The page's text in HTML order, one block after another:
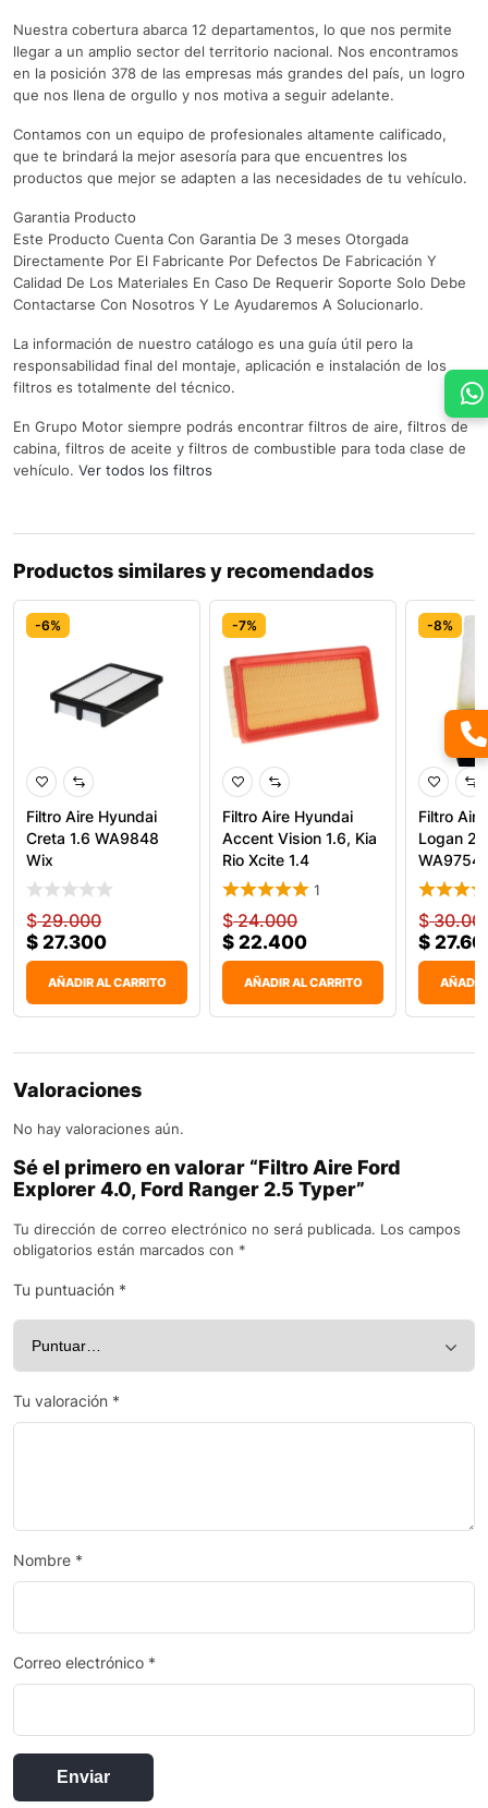
Nuestra cobertura abarca 12 departamentos, lo que nos permite
llegar a un amplio sector del territorio nacional. Nos encontramos
en la posición 378 de las empresas más grandes del país, un logro
que nos llena de orgullo y nos motiva a seguir adelante.
Contamos con un equipo de profesionales altamente calificado,
que te brindará la mejor asesoría para que encuentres los
productos que mejor se adapten a las necesidades de tu vehículo.
Garantia Producto
Este Producto Cuenta Con Garantia De 3 meses Otorgada
Directamente Por El Fabricante Por Defectos De Fabricación Y
Calidad De Los Materiales En Caso De Requerir Soporte Solo Debe
Contactarse Con Nosotros Y Le Ayudaremos A Solucionarlo.
La información de nuestro catálogo es una guía útil pero la
responsabilidad final del montaje, aplicación e instalación de los
filtros es totalmente del técnico.
En Grupo Motor siempre podrás encontrar filtros de aire, filtros de
cabina, filtros de aceite y filtros de combustible para toda clase de
vehículo. Ver todos los filtros
Productos similares y recomendados
-6%
Filtro Aire Hyundai
Creta 1.6 WA9848
Wix
$29.000
$ 27.300
AÑADIR AL CARRITO
-7%
Filtro Aire Hyundai
Accent Vision 1.6, Kia
Rio Xcite 1.4
1
$24.000
$ 22.400
AÑADIR AL CARRITO
-8%
Filtro
Logan
WA9754
$
$
AÑADIR
Valoraciones
No hay valoraciones aún.
Sé el primero en valorar “Filtro Aire Ford
Explorer 4.0, Ford Ranger 2.5 Typer”
Tu dirección de correo electrónico no será publicada. Los campos
obligatorios están marcados con *
Tu puntuación *
Tu valoración *
Nombre *
Correo electrónico *